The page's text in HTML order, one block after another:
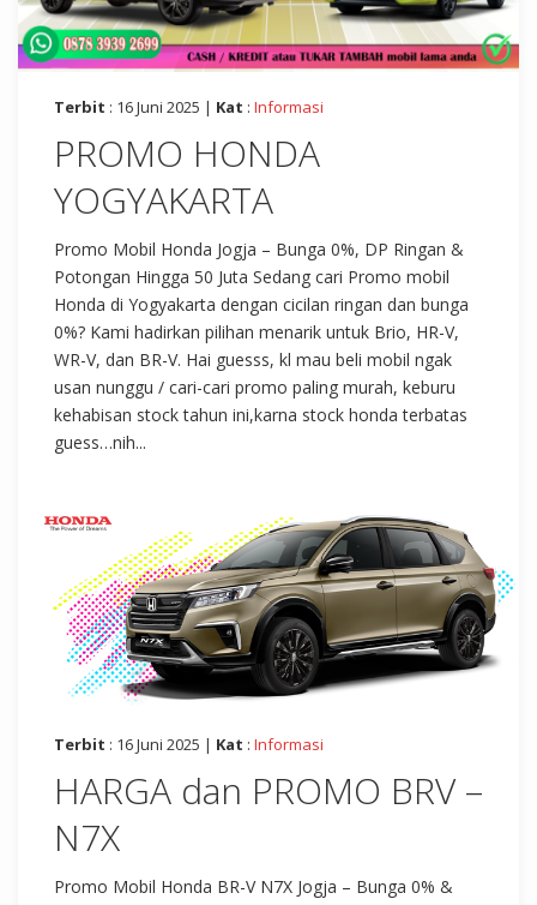
Terbit : 16 Juni 2025 | Kat : Informasi
PROMO HONDA
YOGYAKARTA
Promo Mobil Honda Jogja – Bunga 0%, DP Ringan &
Potongan Hingga 50 Juta Sedang cari Promo mobil
Honda di Yogyakarta dengan cicilan ringan dan bunga
0%? Kami hadirkan pilihan menarik untuk Brio, HR-V,
WR-V, dan BR-V. Hai guesss, kl mau beli mobil ngak
usan nunggu / cari-cari promo paling murah, keburu
kehabisan stock tahun ini,karna stock honda terbatas
guess…nih...
Terbit : 16 Juni 2025 | Kat : Informasi
HARGA dan PROMO BRV –
N7X
Promo Mobil Honda BR-V N7X Jogja – Bunga 0% &